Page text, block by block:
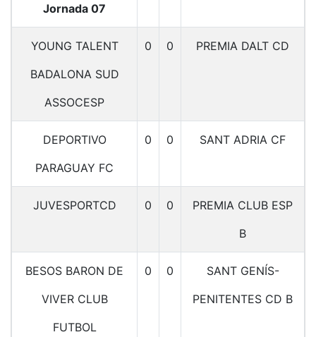
Jornada 07
YOUNG TALENT
BADALONA SUD
ASSOCESP
0 0 PREMIA DALT CD
DEPORTIVO
PARAGUAY FC
0 0 SANT ADRIA CF
JUVESPORTCD 0 0
PREMIA CLUB ESP
B
BESOS BARON DE
VIVER CLUB
FUTBOL
0 0
SANT GENÍS-
PENITENTES CD B